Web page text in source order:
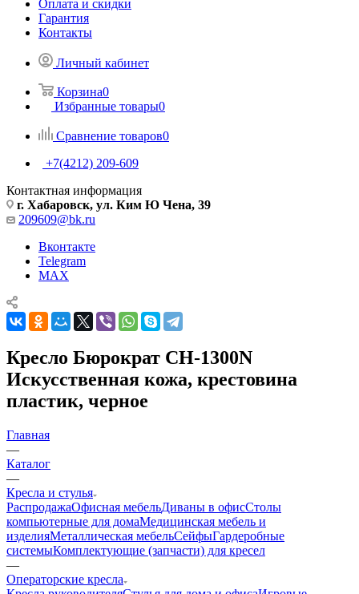
Оплата и скидки
Гарантия
Контакты
Личный кабинет
Корзина0
Избранные товары0
Сравнение товаров0
+7(4212) 209-609
Контактная информация
г. Хабаровск, ул. Ким Ю Чена, 39
209609@bk.ru
Вконтакте
Telegram
MAX
Кресло Бюрократ CH-1300N
Искусственная кожа, крестовина
пластик, черное
Главная
—
Каталог
—
Кресла и стулья
РаспродажаОфисная мебельДиваны в офисСтолы
компьютерные для домаМедицинская мебель и
изделияМеталлическая мебельСейфыГардеробные
системыКомплектующие (запчасти) для кресел
—
Операторские кресла